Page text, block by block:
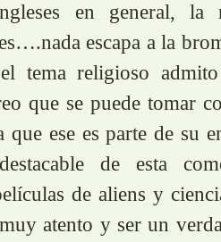
en general,
escapa a la
tema religioso
que se puede tomar
que ese es parte de su
de esta
de aliens y
atento y ser un